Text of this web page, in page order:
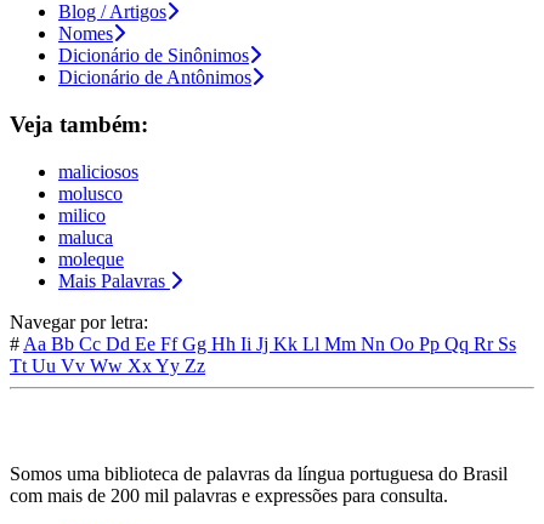
Blog / Artigos
Nomes
Dicionário de Sinônimos
Dicionário de Antônimos
Veja também:
maliciosos
molusco
milico
maluca
moleque
Mais Palavras
Navegar por letra:
# Aa Bb Cc Dd Ee FfGg Hh Ii Jj Kk Ll Mm Nn Oo Pp Qq Rr Ss
Tt Uu Vv Ww XxYy Zz
Somos uma biblioteca de palavras da língua portuguesa do Brasil
com mais de 200 mil palavras e expressões para consulta.